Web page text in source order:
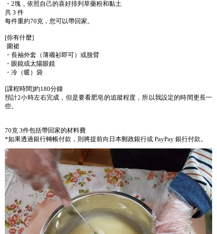
・2塊，依照自己的喜好排列草藥粉和黏土
共 3 件
每件重約70克，您可以帶回家。
[你有什麼]
·圍裙
・長袖外套（薄襯衫即可）或脫臂
・眼鏡或太陽眼鏡
・冷（暖）袋
[課程時間]約180分鐘
預計2小時左右完成，但是要看肥皂的追蹤程度，所以我設定的時間更長一
些。
70克 3件包括帶回家的材料費
*如果透過銀行轉帳付款，則將提前向日本郵政銀行或 PayPay 銀行付款。